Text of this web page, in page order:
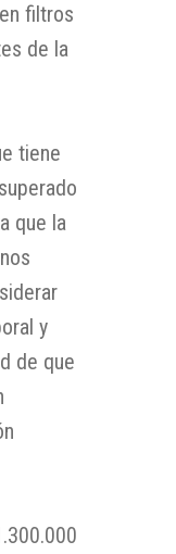
filtros
de la
tiene
que la
y
de que